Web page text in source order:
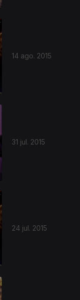
14 ago. 2015
31 jul. 2015
24 jul. 2015